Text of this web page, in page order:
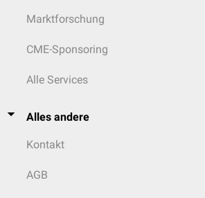
Marktforschung
CME-Sponsoring
Alle Services
Alles andere
Kontakt
AGB